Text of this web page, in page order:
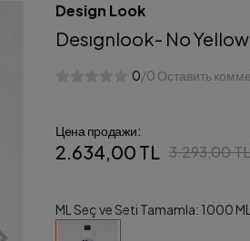
Design Look
Desıgnlook- No
0/0 Оставить
Цена продажи:
2.634,00 TL 3.293,00 TL
ML Seç ve Seti Tamamla: 1000 ML